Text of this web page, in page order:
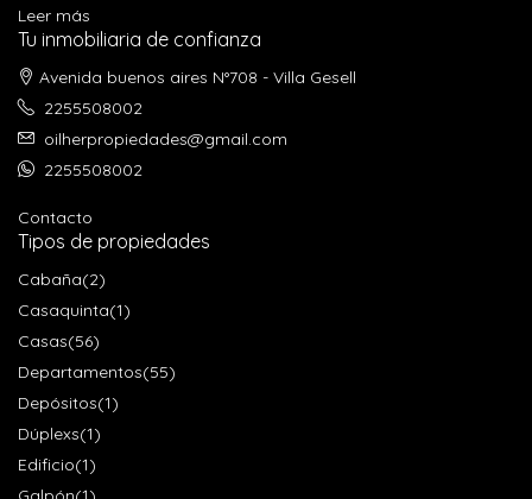
Leer más
Tu inmobiliaria de confianza
Avenida buenos aires N°708 - Villa Gesell
2255508002
oilherpropiedades@gmail.com
2255508002
Contacto
Tipos de propiedades
Cabaña(2)
Casaquinta(1)
Casas(56)
Departamentos(55)
Depósitos(1)
Dúplexs(1)
Edificio(1)